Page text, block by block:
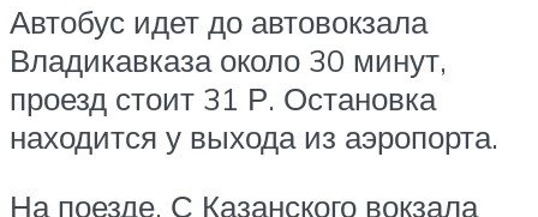
Автобус идет до автовокзала
Владикавказа около 30 минут,
проезд стоит 31 Р. Остановка
находится у выхода из аэропорта.
На поезде. С Казанского вокзала